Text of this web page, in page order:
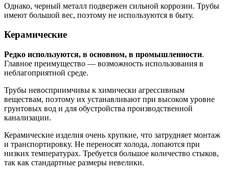
Однако, черный металл подвержен сильной коррозии. Трубы
имеют большой вес, поэтому не используются в быту.
Керамические
Редко используются, в основном, в промышленности.
Главное преимущество — возможность использования в
неблагоприятной среде.
Трубы невосприимчивы к химически агрессивным
веществам, поэтому их устанавливают при высоком уровне
грунтовых вод и для обустройства производственной
канализации.
Керамические изделия очень хрупкие, что затрудняет монтаж
и транспортировку. Не переносят холода, лопаются при
низких температурах. Требуется большое количество стыков,
так как стандартные размеры невелики.